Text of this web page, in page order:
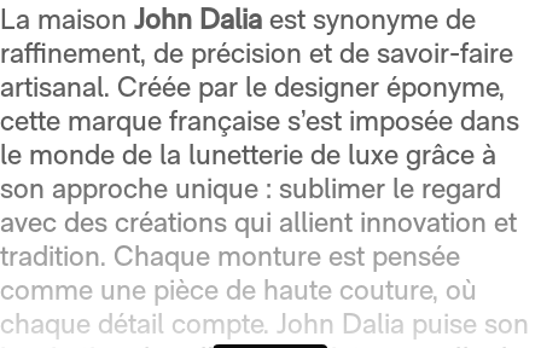
La maison John Dalia est synonyme de
raffinement, de précision et de savoir-faire
artisanal. Créée par le designer éponyme,
cette marque française s’est imposée dans
le monde de la lunetterie de luxe grâce à
son approche unique : sublimer le regard
avec des créations qui allient innovation et
tradition. Chaque monture est pensée
comme une pièce de haute couture, où
chaque détail compte. John Dalia puise son